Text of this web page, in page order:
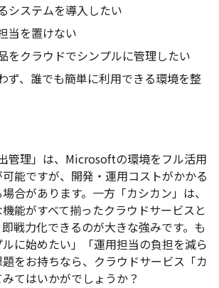
システムを導入したい
当を置けない
をクラウドでシンプルに管理したい
ず、誰でも簡単に利用できる環境を整
管理」は、Microsoftの環境をフル活用
能ですが、開発・運用コストがかかる
合があります。一方「カシカン」は、
能がすべて揃ったクラウドサービスと
戦力化できるのが大きな強みです。も
に始めたい」「運用担当の負担を減ら
をお持ちなら、クラウドサービス「カ
てはいかがでしょうか？